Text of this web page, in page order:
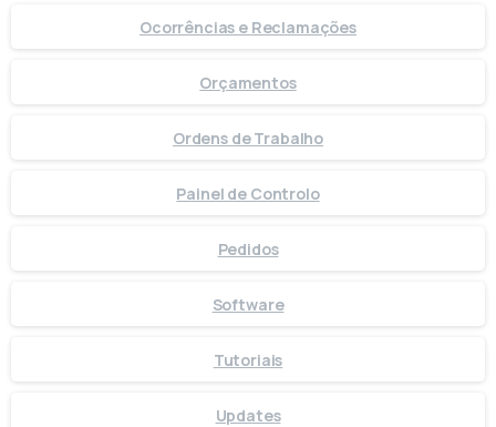
Ocorrências e Reclamações
Orçamentos
Ordens de Trabalho
Painel de Controlo
Pedidos
Software
Tutoriais
Updates